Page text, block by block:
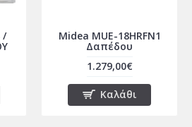
/ Midea MUE-18HRFN1
Δαπέδου
1.279,00€
Καλάθι